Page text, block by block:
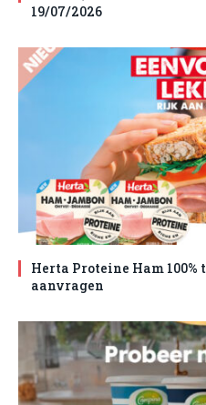
19/07/2026
Herta Proteine Ham 100%
aanvragen